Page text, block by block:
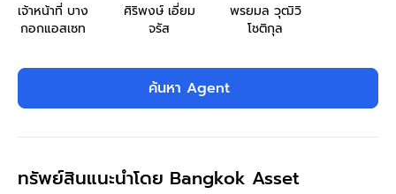
เจ้าหน้าที่ บาง
กอกแอสเซท
ศิริพงษ์ เอี่ยม
จรัส
พรยมล วุฒิวิ
โชติกุล
ค้นหา Agent
ทรัพย์สินแนะนำโดย Bangkok Asset